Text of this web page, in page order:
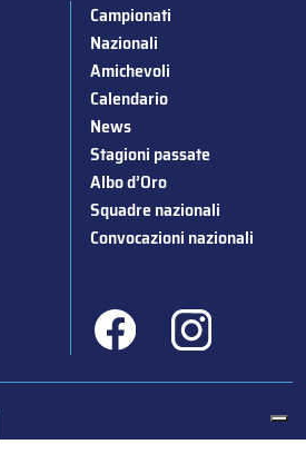
Campionati
Nazionali
Amichevoli
Calendario
News
Stagioni passate
Albo d’Oro
Squadre nazionali
Convocazioni nazionali